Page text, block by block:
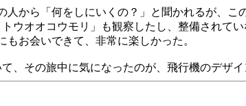
から「何をしにいくの？」と聞かれるが、
ウオオコウモリ」も観察したし、整備されて
お会いできて、非常に楽しかった。
、その旅中に気になったのが、飛行機のデザイ